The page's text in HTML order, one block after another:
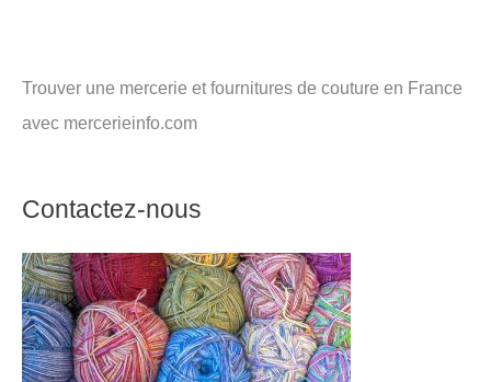
Trouver une mercerie et fournitures de couture en France
avec mercerieinfo.com
Contactez-nous